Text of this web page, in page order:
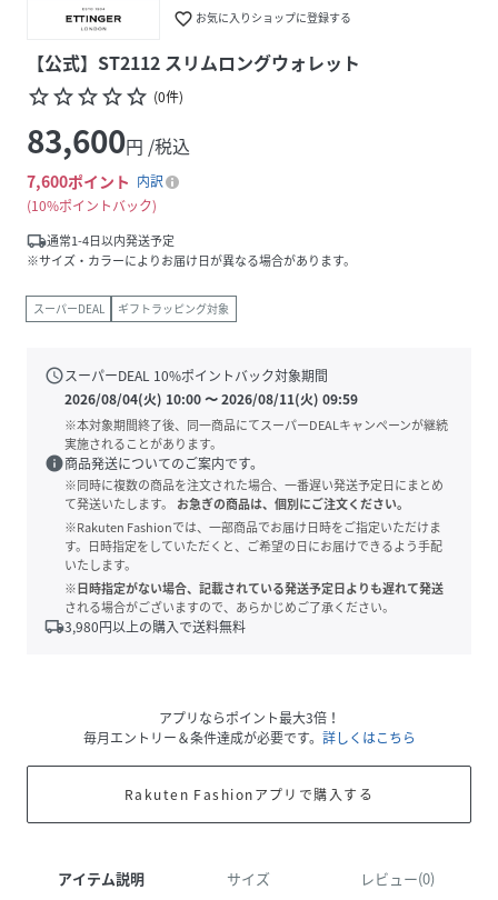
favorite_border お気に入りショップに登録する
【公式】ST2112 スリムロングウォレット
star_borderstar_borderstar_borderstar_borderstar_border (0件)
83,600円 /税込
7,600ポイント 内訳
10%ポイントバック
local_shipping通常1-4日以内発送予定
※サイズ・カラーによりお届け日が異なる場合があります。
スーパーDEAL ギフトラッピング対象
scheduleスーパーDEAL 10%ポイントバック対象期間
2026/08/04(火) 10:00〜2026/08/11(火) 09:59
※本対象期間終了後、同一商品にてスーパーDEALキャンペーンが継続
実施されることがあります。
info商品発送についてのご案内です。
※同時に複数の商品を注文された場合、一番遅い発送予定日にまとめ
て発送いたします。
お急ぎの商品は、個別にご注文ください。
※Rakuten Fashionでは、一部商品でお届け日時をご指定いただけま
す。日時指定をしていただくと、ご希望の日にお届けできるよう手配
いたします。
※日時指定がない場合、記載されている発送予定日よりも遅れて発送
される場合がございますので、あらかじめご了承ください。
local_shipping3,980円以上の購入で送料無料
アプリならポイント最大3倍！
毎月エントリー＆条件達成が必要です。 詳しくはこちら
Rakuten Fashionアプリで購入する
アイテム説明 サイズ レビュー(0)